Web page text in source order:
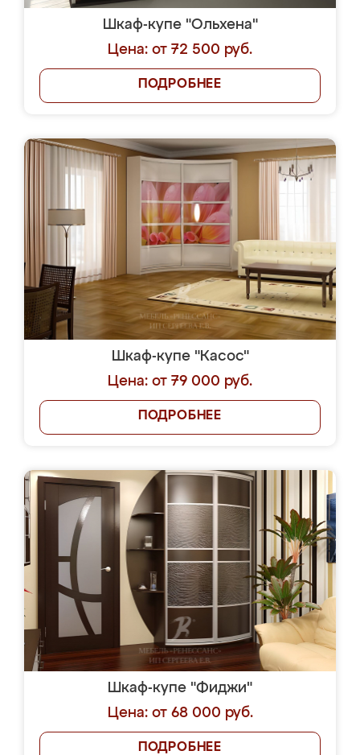
Шкаф-купе "Ольхена"
Цена: от 72 500 руб.
ПОДРОБНЕЕ
Шкаф-купе "Касос"
Цена: от 79 000 руб.
ПОДРОБНЕЕ
Шкаф-купе "Фиджи"
Цена: от 68 000 руб.
ПОДРОБНЕЕ